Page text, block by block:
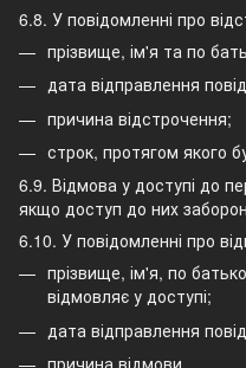
6.8. У повідомленні про
прізвище, ім'я та по
дата відправлення
причина відстрочення;
строк, протягом якого
6.9. Відмова у доступі до
якщо доступ до них
6.10. У повідомленні про
прізвище, ім'я, по
відмовляє у доступі;
дата відправлення